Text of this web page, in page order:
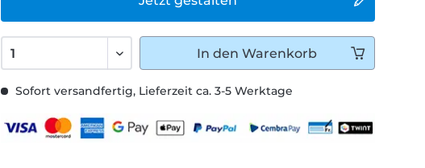
Sofort versandfertig, Lieferzeit ca. 3-5 Werktage
In den Warenkorb